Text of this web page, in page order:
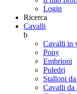
Login
Ricerca
Cavalli
b
Cavalli in
Pony
Embrioni
Puledri
Stalloni
Cavalli da